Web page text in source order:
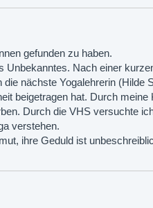
gefunden zu haben.
Unbekanntes. Nach einer
nächste Yogalehrerin (Hilde
beigetragen hat. Durch
Durch die VHS versuchte
verstehen.
ihre Geduld ist